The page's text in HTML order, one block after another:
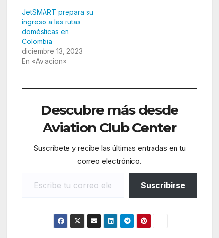
JetSMART prepara su
ingreso a las rutas
domésticas en
Colombia
diciembre 13, 2023
En «Aviacion»
Descubre más desde
Aviation Club Center
Suscríbete y recibe las últimas entradas en tu
correo electrónico.
Suscribirse